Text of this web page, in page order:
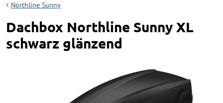
Northline Sunny
Dachbox Northline Sunny XL
schwarz glänzend